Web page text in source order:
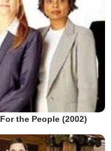
For the People (2002)